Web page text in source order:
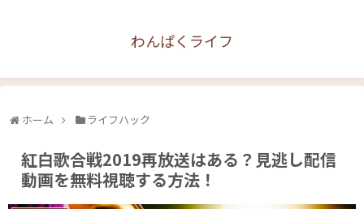
わんぱくライフ
ホーム ライフハック
紅白歌合戦2019再放送はある？見逃し配信
動画を無料視聴する方法！